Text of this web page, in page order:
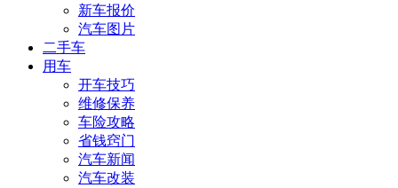
新车报价
汽车图片
二手车
用车
开车技巧
维修保养
车险攻略
省钱窍门
汽车新闻
汽车改装